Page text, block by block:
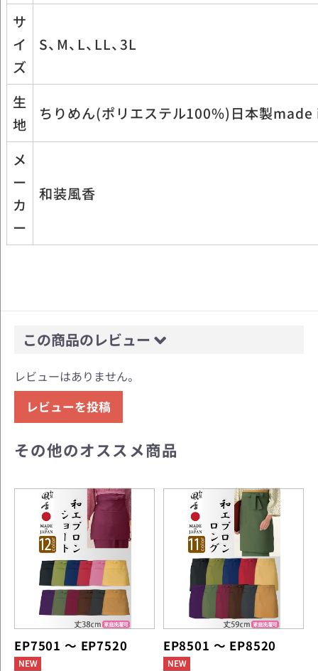
サ
イ
ズ
S、M、L、LL、3L
生
地
ちりめん(ポリエステル100%)日本製
メ
ー
カ
ー
和装風香
この商品のレビュー
レビューはありません。
レビューを投稿
その他のオススメ商品
EP7501 ～ EP7520 EP8501 ～ EP8520